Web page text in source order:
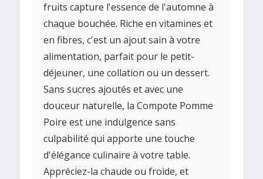
fruits capture l'essence de l'automne à
chaque bouchée. Riche en vitamines et
en fibres, c'est un ajout sain à votre
alimentation, parfait pour le petit-
déjeuner, une collation ou un dessert.
Sans sucres ajoutés et avec une
douceur naturelle, la Compote Pomme
Poire est une indulgence sans
culpabilité qui apporte une touche
d'élégance culinaire à votre table.
Appréciez-la chaude ou froide, et